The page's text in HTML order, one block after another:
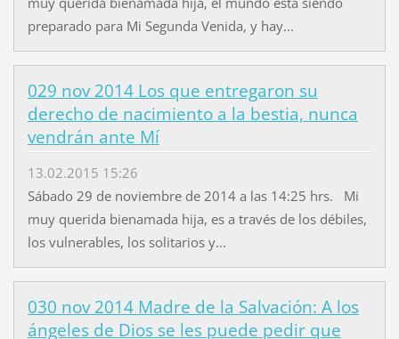
preparado para Mi Segunda Venida, y hay...
029 nov 2014 Los que entregaron su
derecho de nacimiento a la bestia, nunca
vendrán ante Mí
13.02.2015 15:26
Sábado 29 de noviembre de 2014 a las 14:25 hrs. Mi
muy querida bienamada hija, es a través de los débiles,
los vulnerables, los solitarios y...
030 nov 2014 Madre de la Salvación: A los
ángeles de Dios se les puede pedir que